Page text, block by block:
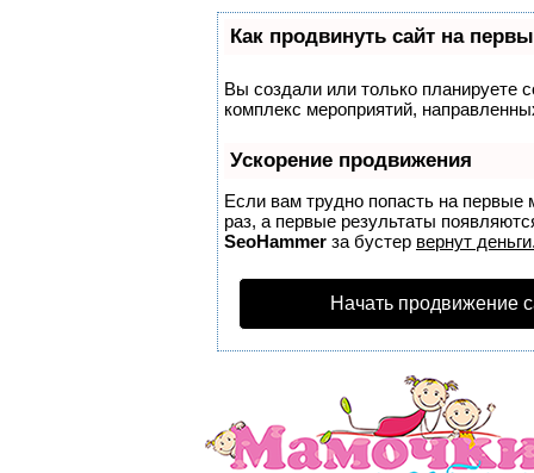
Как продвинуть сайт на
Вы создали или только планируете
комплекс мероприятий,
Ускорение продвижения
Если вам трудно попасть на первые
раз, а первые результаты
SeoHammer за бустер вернут
Начать продвижение